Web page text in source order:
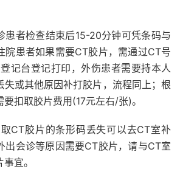
患者检查结束后15-20分钟可凭条码与
院患者如果需要CT胶片，需通过CT号
记台登记打印，外伤患者需要持本人
失或其他原因补打胶片，流程同上；根
扣取胶片费用(17元左右/张)。
CT胶片的条形码丢失可以去CT室补
出会诊等原因需要CT胶片，请与CT室
宜。